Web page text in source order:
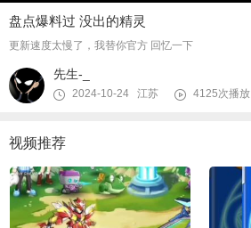
盘点爆料过 没出的精灵
更新速度太慢了，我替你官方 回忆一下
先生-_
2024-10-24 江苏 4125次播放
视频推荐